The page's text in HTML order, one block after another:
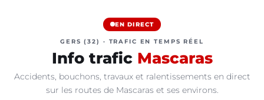
EN DIRECT
GERS (32) · TRAFIC EN TEMPS RÉEL
Info trafic Mascaras
Accidents, bouchons, travaux et ralentissements en direct
sur les routes de Mascaras et ses environs.